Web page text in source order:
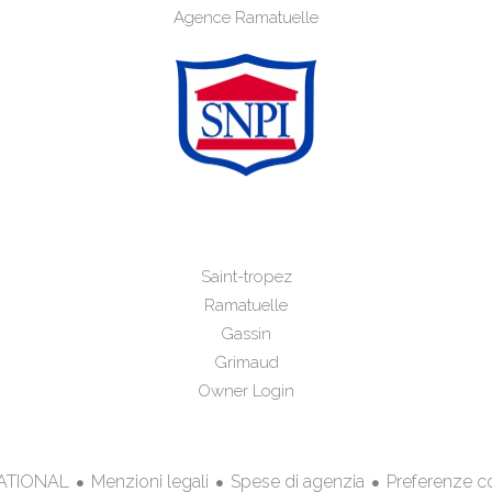
Agence Ramatuelle
Saint-tropez
Ramatuelle
Gassin
Grimaud
Owner Login
Menzioni legali Spese di agenzia Preferenze